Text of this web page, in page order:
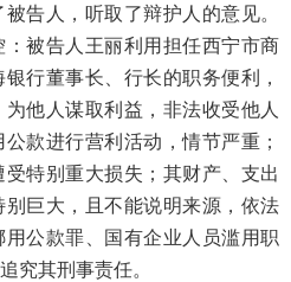
告人，听取了辩护人的意见。
被告人王丽利用担任西宁市商
行董事长、行长的职务便利，
他人谋取利益，非法收受他人
款进行营利活动，情节严重；
特别重大损失；其财产、支出
巨大，且不能说明来源，依法
公款罪、国有企业人员滥用职
究其刑事责任。